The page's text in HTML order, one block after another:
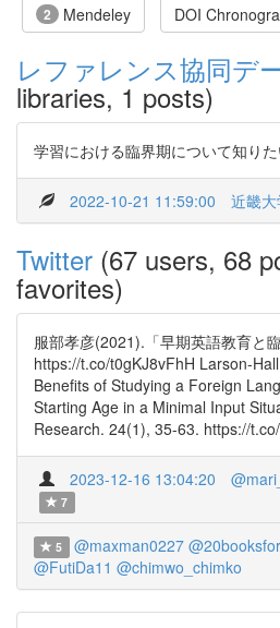
2 Mendeley DOI
レファレンス協同デ
libraries, 1 posts)
学習における臨界期について知りた
2022-10-21 11:59:00 近畿
Twitter (67 users, 68
favorites)
服部孝彦(2021).「早期英語教育と
https://t.co/t0gKJ8vFhH Larson-
Benefits of Studying a Foreign
Starting Age in a Minimal Input
Research. 24(1), 35-63. https://
2023-12-16 13:04:20
7
5 @maxman0227
@FutiDa11 @chimwo_chimko